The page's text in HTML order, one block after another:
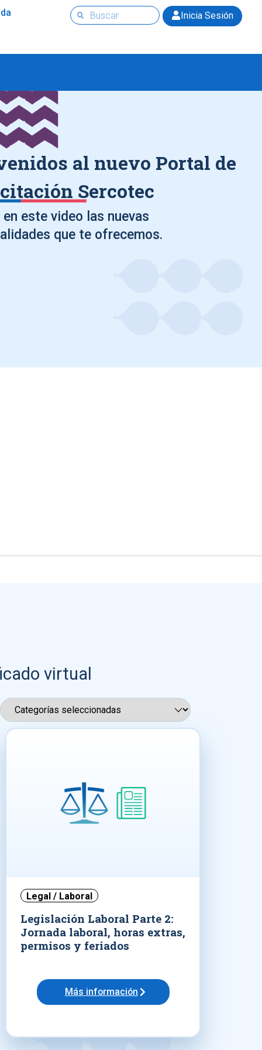
Inicia Sesión
al nuevo Portal de
Sercotec
en este video las nuevas
que te ofrecemos.
virtual
Legal / Laboral
Legislación Laboral Parte 2:
Jornada laboral, horas extras,
permisos y feriados
Más información